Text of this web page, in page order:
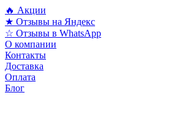
🔥 Акции
★ Отзывы на Яндекс
☆ Отзывы в WhatsApp
О компании
Контакты
Доставка
Оплата
Блог